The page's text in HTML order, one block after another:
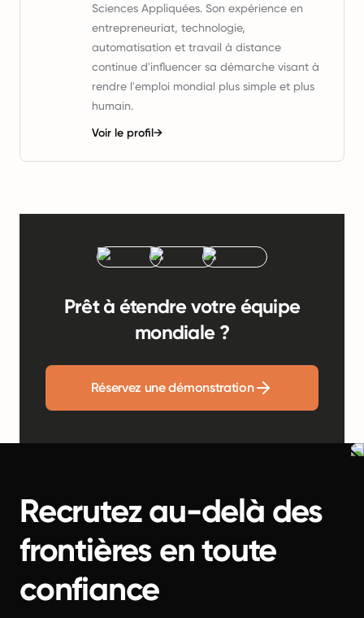
Sciences Appliquées. Son expérience en
entrepreneuriat, technologie,
automatisation et travail à distance
continue d'influencer sa démarche visant à
rendre l'emploi mondial plus simple et plus
humain.
Voir le profil→
Prêt à étendre votre équipe
mondiale ?
Réservez une démonstration
Recrutez au-delà des
frontières en toute
confiance